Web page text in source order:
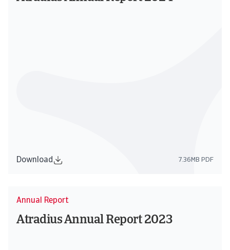
Download 7.36MB PDF
Annual Report
Atradius Annual Report 2023